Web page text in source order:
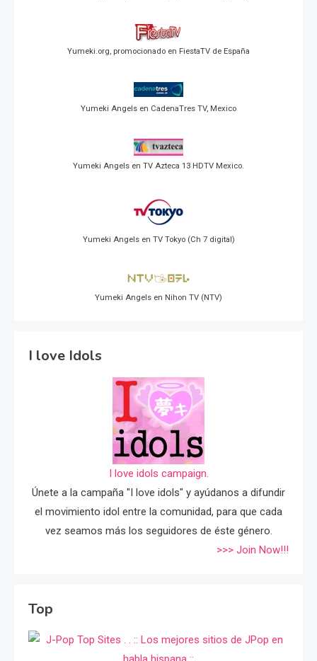
Yumeki.org, promocionado en FiestaTV de España
Yumeki Angels en CadenaTres TV, Mexico
Yumeki Angels en TV Azteca 13 HDTV Mexico.
Yumeki Angels en TV Tokyo (Ch 7 digital)
Yumeki Angels en Nihon TV (NTV)
I love Idols
I love idols campaign.
Únete a la campaña "I love idols" y ayúdanos a difundir
el movimiento idol entre la comunidad, para que cada
vez seamos más los seguidores de éste género.
>>> Join Now!!!
Top